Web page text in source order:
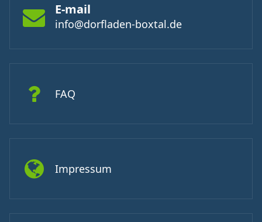
E-mail
info@dorfladen-boxtal.de
FAQ
Impressum